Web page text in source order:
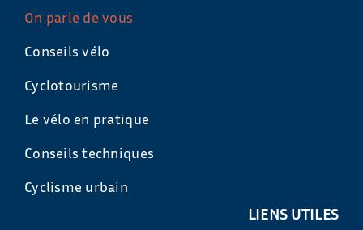
On parle de vous
Conseils vélo
Cyclotourisme
Le vélo en pratique
Conseils techniques
Cyclisme urbain
LIENS UTILES